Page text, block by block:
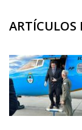
ARTÍCULOS